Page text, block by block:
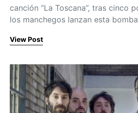
canción “La Toscana”, tras cinco
los manchegos lanzan esta
View Post